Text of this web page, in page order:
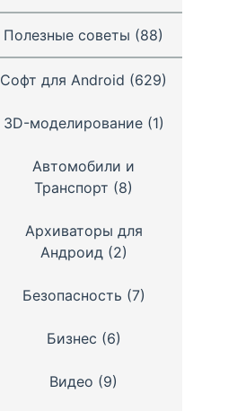
Полезные советы (88)
Софт для Android (629)
3D-моделирование(1)
Автомобили и
Транспорт (8)
Архиваторы для
Андроид(2)
Безопасность (7)
Бизнес (6)
Видео (9)